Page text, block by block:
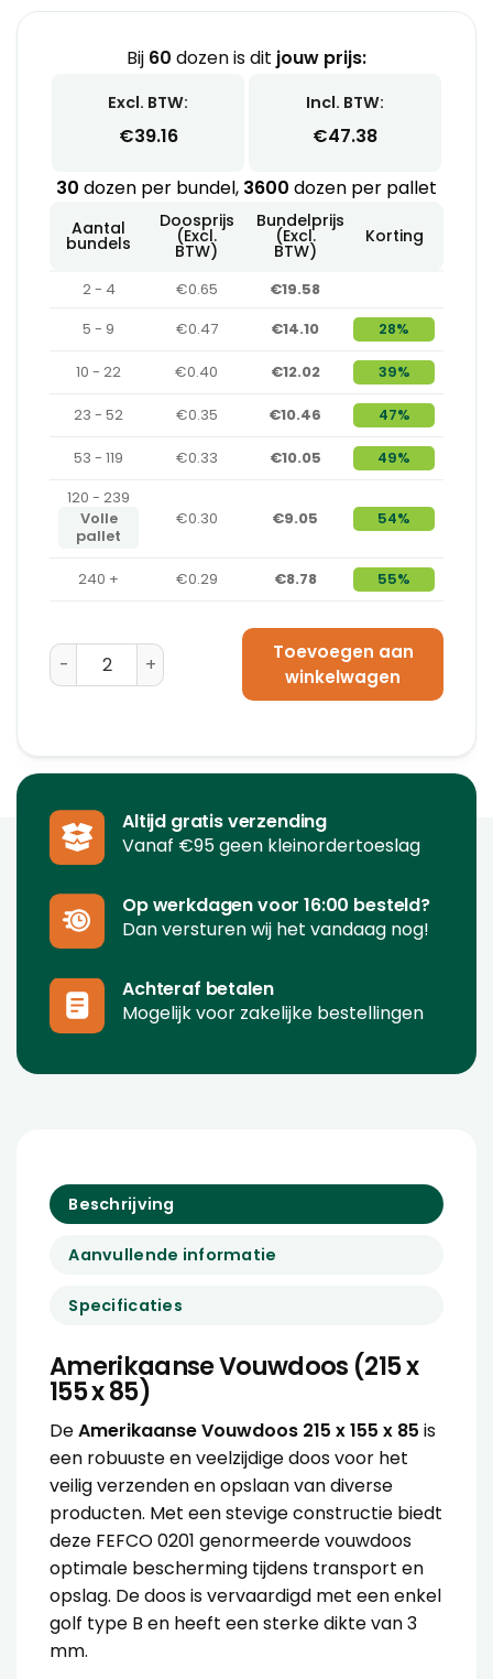
Bij 60 dozen is dit jouw prijs:
Excl. BTW:
€39.16
Incl. BTW:
€47.38
30 dozen per bundel, 3600 dozen per pallet
Aantal
bundels
Doosprijs
(Excl.
BTW)
Bundelprijs
(Excl.
BTW)
Korting
2 - 4 €0.65
€19.58
5 - 9
€0.47 €14.10 28%
10 - 22 €0.40 €12.02 39%
23 - 52 €0.35 €10.46 47%
53 - 119 €0.33 €10.05
49%
120 - 239
Volle
pallet
€0.30 €9.05 54%
240 + €0.29 €8.78 55%
Amerikaanse Vouwdoos 215 x 155 x 85 - B-Golf aantal
Toevoegen aan
winkelwagen
Altijd gratis verzending
Vanaf €95 geen kleinordertoeslag
Op werkdagen voor 16:00 besteld?
Dan versturen wij het vandaag nog!
Achteraf betalen
Mogelijk voor zakelijke bestellingen
Beschrijving
Aanvullende informatie
Specificaties
Amerikaanse Vouwdoos (215 x
155 x 85)
DeAmerikaanse Vouwdoos 215 x 155 x 85 is
een robuuste en veelzijdige doos voor het
veilig verzenden en opslaan van diverse
producten. Met een stevige constructie biedt
deze FEFCO 0201 genormeerde vouwdoos
optimale bescherming tijdens transport en
opslag. De doos is vervaardigd met een enkel
golf type B en heeft een sterke dikte van 3
mm.